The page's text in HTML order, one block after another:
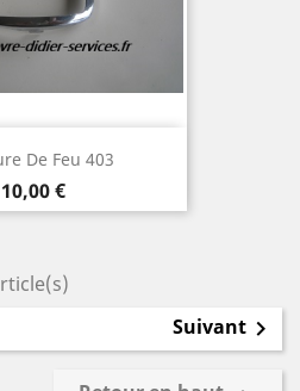
De Feu 403
Prix
10,00 €
Suivant 